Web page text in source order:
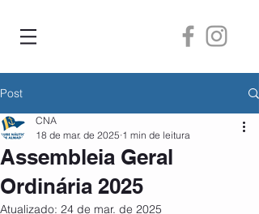
Post
Assembleia Geral
Ordinária 2025
CNA
18 de mar. de 2025 1 min de leitura
Atualizado: 24 de mar. de 2025